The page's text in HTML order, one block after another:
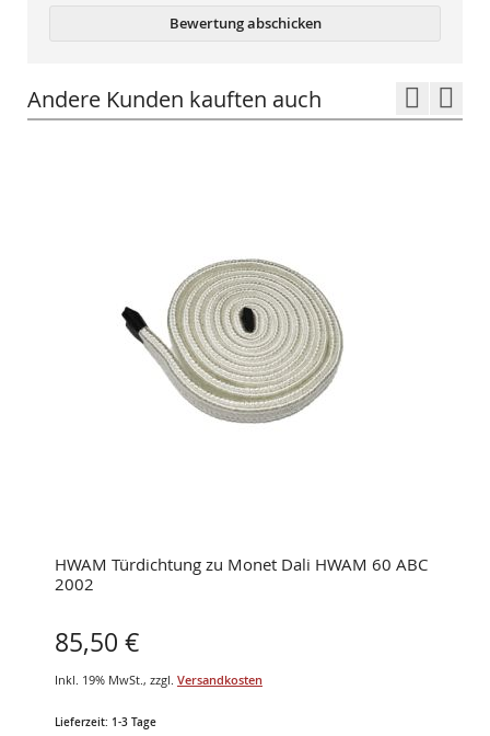
Bewertung abschicken
Andere Kunden kauften auch
HWAM Türdichtung zu Monet Dali HWAM 60 ABC
2002
85,50 €
Inkl. 19% MwSt., zzgl. Versandkosten
Lieferzeit: 1-3 Tage